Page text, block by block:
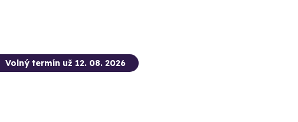
Volný termín už 12. 08. 2026